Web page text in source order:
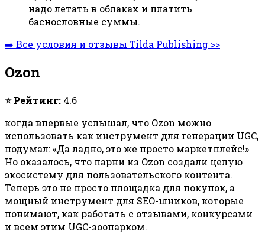
надо летать в облаках и платить
баснословные суммы.
➡️ Все условия и отзывы Tilda Publishing >>
Ozon
⭐ Рейтинг: 4.6
когда впервые услышал, что Ozon можно
использовать как инструмент для генерации UGC,
подумал: «Да ладно, это же просто маркетплейс!»
Но оказалось, что парни из Ozon создали целую
экосистему для пользовательского контента.
Теперь это не просто площадка для покупок, а
мощный инструмент для SEO-шников, которые
понимают, как работать с отзывами, конкурсами
и всем этим UGC-зоопарком.